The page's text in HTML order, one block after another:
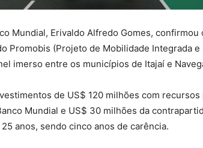
Mundial, Erivaldo Alfredo Gomes, confirmou
Promobis (Projeto de Mobilidade Integrada e
imerso entre os municípios de Itajaí e
de US$ 120 milhões com
Mundial e US$ 30 milhões da
anos, sendo cinco anos de carência.